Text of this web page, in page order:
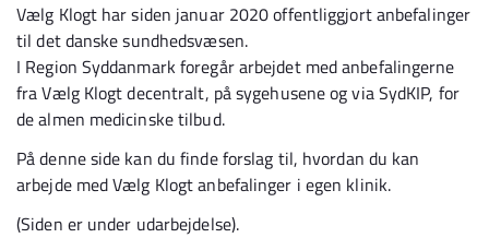
Vælg Klogt har siden januar 2020 offentliggjort anbefalinger
til det danske sundhedsvæsen.
I Region Syddanmark foregår arbejdet med anbefalingerne
fra Vælg Klogt decentralt, på sygehusene og via SydKIP, for
de almen medicinske tilbud.
På denne side kan du finde forslag til, hvordan du kan
arbejde med Vælg Klogt anbefalinger i egen klinik.
(Siden er under udarbejdelse).